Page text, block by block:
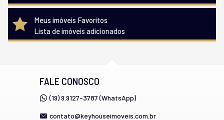
Meus imóveis Favoritos
Lista de imóveis adicionados
FALE CONOSCO
(19) 9.9127-3787 (WhatsApp)
contato@keyhouseimoveis.com.br